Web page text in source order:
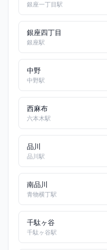
銀座一丁目駅
銀座四丁目
銀座駅
中野
中野駅
西麻布
六本木駅
品川
品川駅
南品川
青物横丁駅
千駄ヶ谷
千駄ヶ谷駅